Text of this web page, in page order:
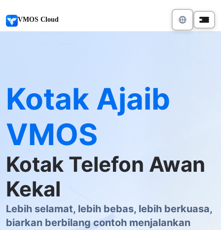
VMOS Cloud
Kotak Ajaib
VMOS
Kotak Telefon Awan
Kekal
Lebih selamat, lebih bebas, lebih berkuasa,
biarkan berbilang contoh menjalankan